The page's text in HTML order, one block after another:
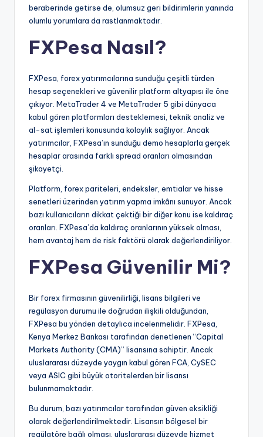
beraberinde getirse de, olumsuz geri bildirimlerin yanında
olumlu yorumlara da rastlanmaktadır.
FXPesa Nasıl?
FXPesa, forex yatırımcılarına sunduğu çeşitli türden
hesap seçenekleri ve güvenilir platform altyapısı ile öne
çıkıyor. MetaTrader 4 ve MetaTrader 5 gibi dünyaca
kabul gören platformları desteklemesi, teknik analiz ve
al-sat işlemleri konusunda kolaylık sağlıyor. Ancak
yatırımcılar, FXPesa’ın sunduğu demo hesaplarla gerçek
hesaplar arasında farklı spread oranları olmasından
şikayetçi.
Platform, forex pariteleri, endeksler, emtialar ve hisse
senetleri üzerinden yatırım yapma imkânı sunuyor. Ancak
bazı kullanıcıların dikkat çektiği bir diğer konu ise kaldıraç
oranları. FXPesa’da kaldıraç oranlarının yüksek olması,
hem avantaj hem de risk faktörü olarak değerlendiriliyor.
FXPesa Güvenilir Mi?
Bir forex firmasının güvenilirliği, lisans bilgileri ve
regülasyon durumu ile doğrudan ilişkili olduğundan,
FXPesa bu yönden detaylıca incelenmelidir. FXPesa,
Kenya Merkez Bankası tarafından denetlenen “Capital
Markets Authority (CMA)” lisansına sahiptir. Ancak
uluslararası düzeyde yaygın kabul gören FCA, CySEC
veya ASIC gibi büyük otoritelerden bir lisansı
bulunmamaktadır.
Bu durum, bazı yatırımcılar tarafından güven eksikliği
olarak değerlendirilmektedir. Lisansın bölgesel bir
regülatöre bağlı olması, uluslararası düzeyde hizmet